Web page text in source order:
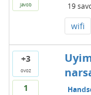
javob
19
wifi
+3
ovoz
1